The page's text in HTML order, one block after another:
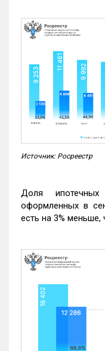
Источник: Росреестр
Доля
оформленных в
есть на 3% меньше,